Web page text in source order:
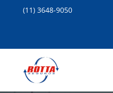
(11) 3648-9050